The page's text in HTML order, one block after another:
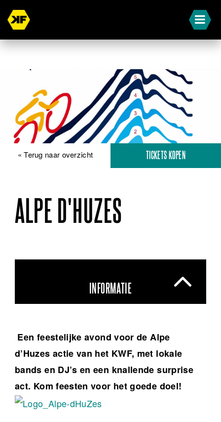
« Terug naar overzicht TICKETS KOPEN
ALPE D'HUZES
INFORMATIE
Een feestelijke avond voor de Alpe
d’Huzes actie van het KWF, met lokale
bands en DJ’s en een knallende surprise
act. Kom feesten voor het goede doel!